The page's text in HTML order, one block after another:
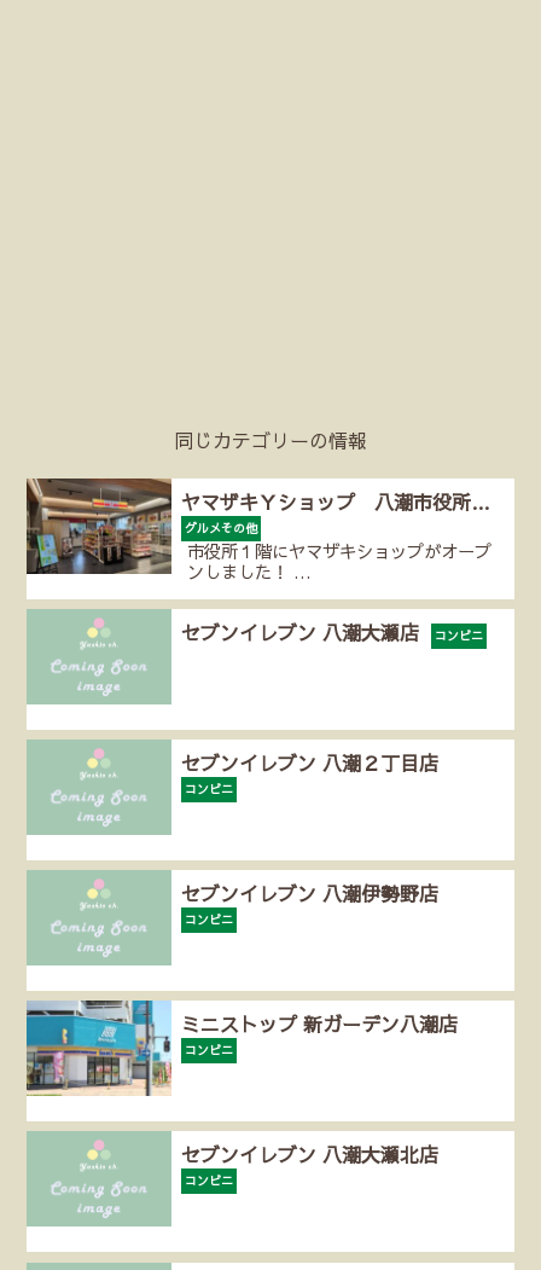
同じカテゴリーの情報
ヤマザキＹショップ 八潮市役所…
グルメその他
市役所１階にヤマザキショップがオープ
ンしました！ …
セブンイレブン 八潮大瀬店 コンビニ
セブンイレブン 八潮２丁目店
コンビニ
セブンイレブン 八潮伊勢野店
コンビニ
ミニストップ 新ガーデン八潮店
コンビニ
セブンイレブン 八潮大瀬北店
コンビニ